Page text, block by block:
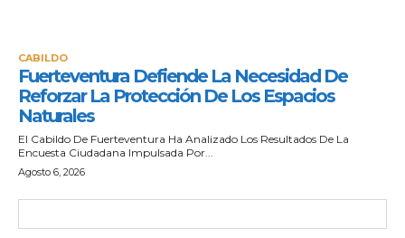
CABILDO
Fuerteventura Defiende La Necesidad De
Reforzar La Protección De Los Espacios
Naturales
El Cabildo De Fuerteventura Ha Analizado Los Resultados De La
Encuesta Ciudadana Impulsada Por...
Agosto 6, 2026